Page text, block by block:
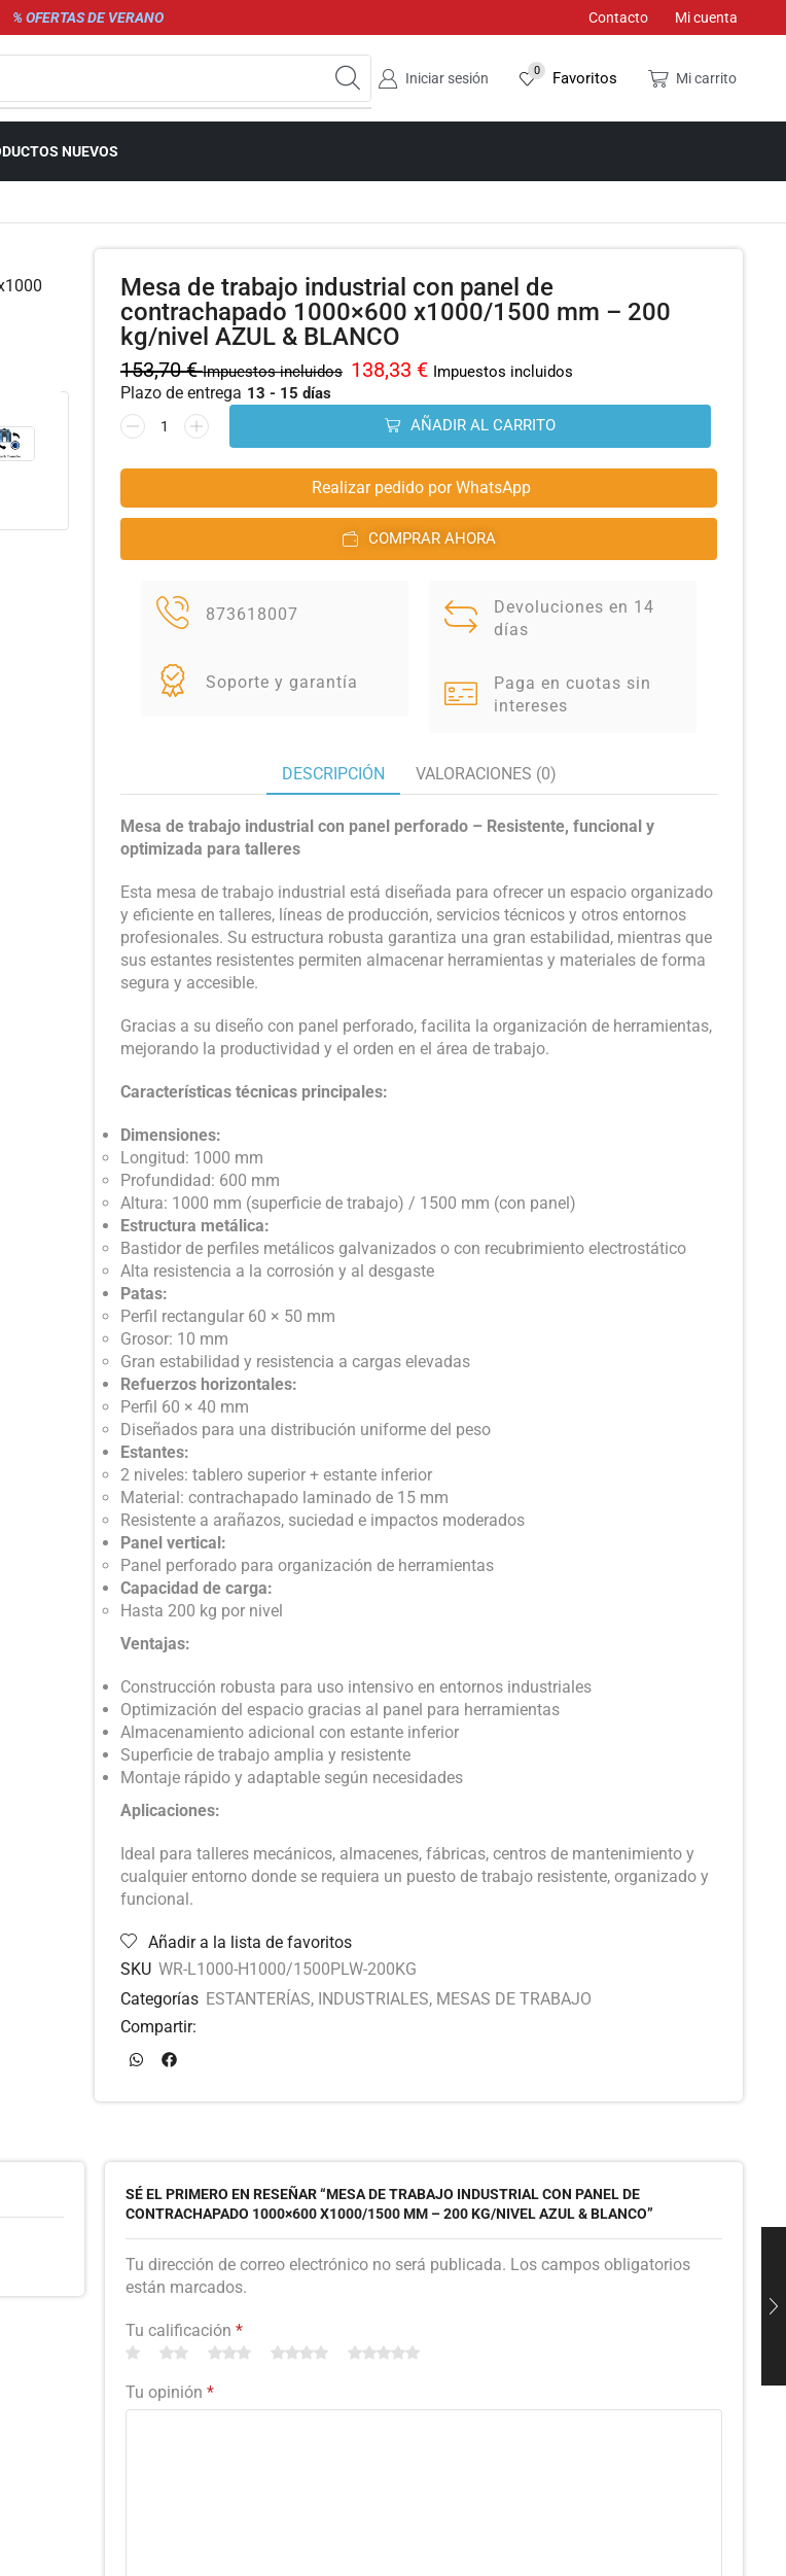
% OFERTAS DE VERANO Contacto Mi cuenta
Iniciar sesión 0 Favoritos Mi carrito
NUEVOS
Mesa de trabajo industrial con panel de
contrachapado 1000×600 x1000/1500 mm – 200
kg/nivel AZUL & BLANCO
153,70€ Impuestos incluidos 138,33 € Impuestos incluidos
Plazo de entrega 13 - 15 días
AÑADIR AL CARRITO
Realizar pedido por WhatsApp
COMPRAR AHORA
873618007
Soporte y garantía
Devoluciones en 14
días
Paga en cuotas sin
intereses
DESCRIPCIÓN VALORACIONES (0)
Mesa de trabajo industrial con panel perforado – Resistente, funcional y
optimizada para talleres
Esta mesa de trabajo industrial está diseñada para ofrecer un espacio organizado
y eficiente en talleres, líneas de producción, servicios técnicos y otros entornos
profesionales. Su estructura robusta garantiza una gran estabilidad, mientras que
sus estantes resistentes permiten almacenar herramientas y materiales de forma
segura y accesible.
Gracias a su diseño con panel perforado, facilita la organización de herramientas,
mejorando la productividad y el orden en el área de trabajo.
Características técnicas principales:
Dimensiones:
Longitud: 1000 mm
Profundidad: 600 mm
Altura: 1000 mm (superficie de trabajo) / 1500 mm (con panel)
Estructura metálica:
Bastidor de perfiles metálicos galvanizados o con recubrimiento electrostático
Alta resistencia a la corrosión y al desgaste
Patas:
Perfil rectangular 60 × 50 mm
Grosor: 10 mm
Gran estabilidad y resistencia a cargas elevadas
Refuerzos horizontales:
Perfil 60 × 40 mm
Diseñados para una distribución uniforme del peso
Estantes:
2 niveles: tablero superior + estante inferior
Material: contrachapado laminado de 15 mm
Resistente a arañazos, suciedad e impactos moderados
Panel vertical:
Panel perforado para organización de herramientas
Capacidad de carga:
Hasta 200 kg por nivel
Ventajas:
Construcción robusta para uso intensivo en entornos industriales
Optimización del espacio gracias al panel para herramientas
Almacenamiento adicional con estante inferior
Superficie de trabajo amplia y resistente
Montaje rápido y adaptable según necesidades
Aplicaciones:
Ideal para talleres mecánicos, almacenes, fábricas, centros de mantenimiento y
cualquier entorno donde se requiera un puesto de trabajo resistente, organizado y
funcional.
Añadir a la lista de favoritos
SKU WR-L1000-H1000/1500PLW-200KG
Categorías ESTANTERÍAS, INDUSTRIALES, MESAS DE TRABAJO
Compartir:
SÉ EL PRIMERO EN RESEÑAR “MESA DE TRABAJO INDUSTRIAL CON PANEL DE
CONTRACHAPADO 1000×600 X1000/1500 MM – 200 KG/NIVEL AZUL & BLANCO”
Tu dirección de correo electrónico no será publicada. Los campos obligatorios
están marcados.
Tu calificación *
Tu opinión *